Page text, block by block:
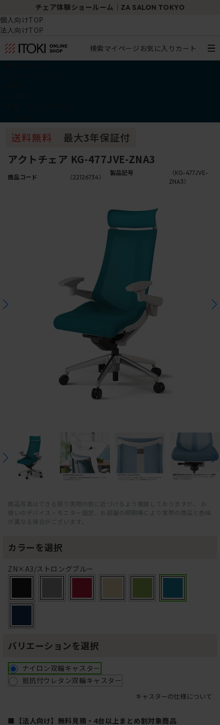
チェア体験ショールーム｜ZA SALON TOKYO
個人向けTOP
法人向けTOP
検索マイページ お気に入り カート
アクトチェア KG-477JVE-ZNA3
商品コード （22126734）
製品記号
（KG-477JVE-
ZNA3）
商品写真はできる限り実物の色に近づけるよう徹底しておりますが、 お
使いのデバイス・モニター設定、お部屋の照明等により実際の商品と色味
が異なる場合がございます。
カラーを選択
ZN×A3/ストロングブルー
バリエーションを選択
ナイロン双輪キャスター
抵抗付ウレタン双輪キャスター
キャスターの仕様について
■【法人向け】無料見積・4台以上まとめ割対象商品